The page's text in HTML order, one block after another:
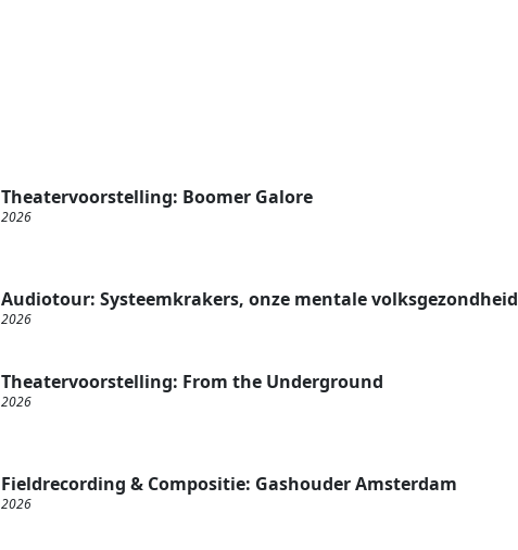
Theatervoorstelling: Boomer Galore
2026
Audiotour: Systeemkrakers, onze mentale volksgezondheid
2026
Theatervoorstelling: From the Underground
2026
Fieldrecording & Compositie: Gashouder Amsterdam
2026